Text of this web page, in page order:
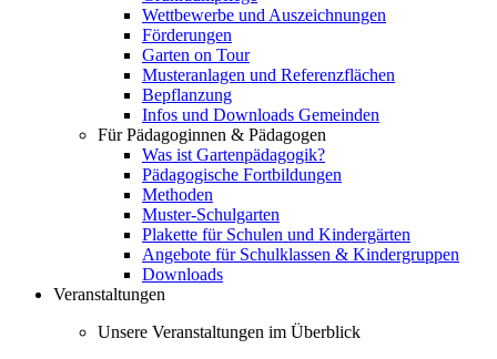
Wettbewerbe und Auszeichnungen
Förderungen
Garten on Tour
Musteranlagen und Referenzflächen
Bepflanzung
Infos und Downloads Gemeinden
Für Pädagoginnen & Pädagogen
Was ist Gartenpädagogik?
Pädagogische Fortbildungen
Methoden
Muster-Schulgarten
Plakette für Schulen und Kindergärten
Angebote für Schulklassen & Kindergruppen
Downloads
Veranstaltungen
Unsere Veranstaltungen im Überblick